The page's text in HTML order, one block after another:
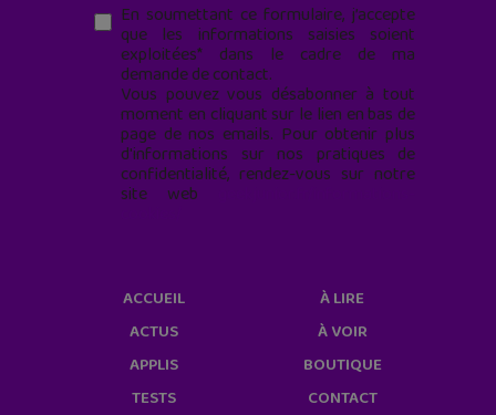
En soumettant ce formulaire, j’accepte
que les informations saisies soient
exploitées* dans le cadre de ma
demande de contact.
Vous pouvez vous désabonner à tout
moment en cliquant sur le lien en bas de
page de nos emails. Pour obtenir plus
d'informations sur nos pratiques de
confidentialité, rendez-vous sur notre
site web
ACCUEIL
ACTUS
APPLIS
TESTS
À LIRE
À VOIR
BOUTIQUE
CONTACT